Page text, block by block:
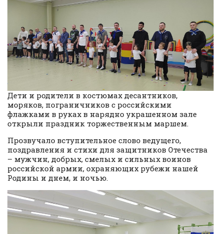
Дети и родители в костюмах десантников,
моряков, пограничников с российскими
флажками в руках в нарядно украшенном зале
открыли праздник торжественным маршем.
Прозвучало вступительное слово ведущего,
поздравления и стихи для защитников Отечества
– мужчин, добрых, смелых и сильных воинов
российской армии, охраняющих рубежи нашей
Родины и днем, и ночью.